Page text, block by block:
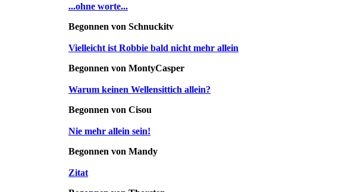
...ohne worte...
Begonnen von Schnuckitv
Vielleicht ist Robbie bald nicht mehr allein
Begonnen von MontyCasper
Warum keinen Wellensittich allein?
Begonnen von Cisou
Nie mehr allein sein!
Begonnen von Mandy
Zitat